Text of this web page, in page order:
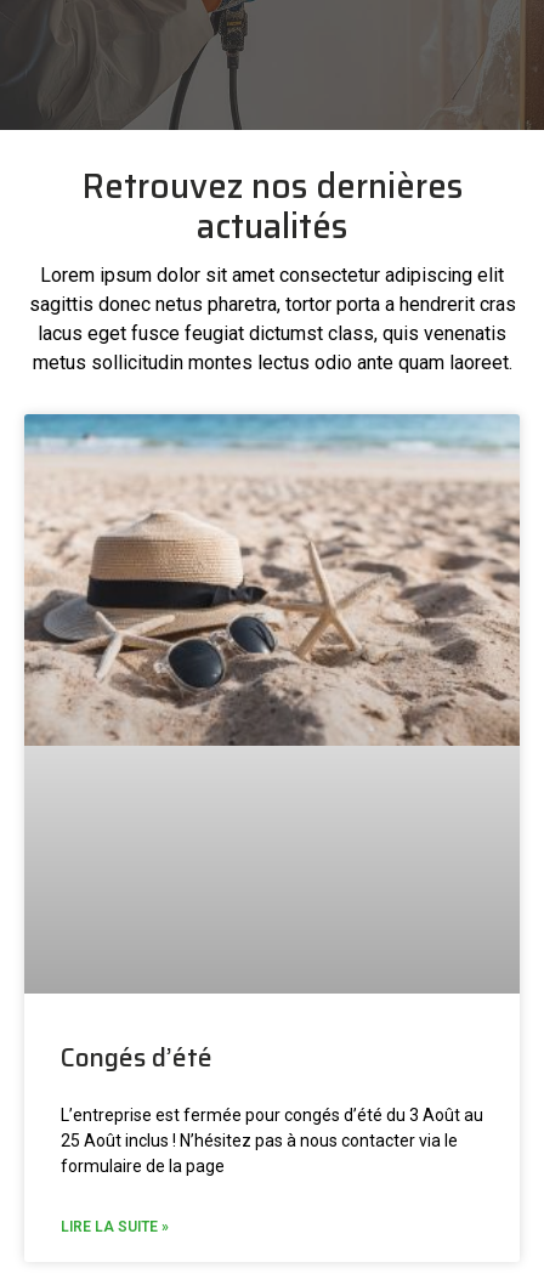
Retrouvez nos dernières
actualités
Lorem ipsum dolor sit amet consectetur adipiscing elit
sagittis donec netus pharetra, tortor porta a hendrerit cras
lacus eget fusce feugiat dictumst class, quis venenatis
metus sollicitudin montes lectus odio ante quam laoreet.
Congés d’été
L’entreprise est fermée pour congés d’été du 3 Août au
25 Août inclus ! N’hésitez pas à nous contacter via le
formulaire de la page
LIRE LA SUITE »